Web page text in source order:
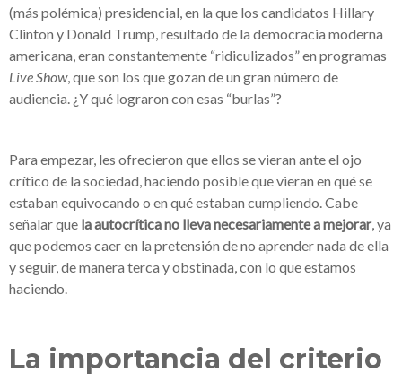
(más polémica) presidencial, en la que los candidatos Hillary
Clinton y Donald Trump, resultado de la democracia moderna
americana, eran constantemente “ridiculizados” en programas
Live Show, que son los que gozan de un gran número de
audiencia. ¿Y qué lograron con esas “burlas”?
Para empezar, les ofrecieron que ellos se vieran ante el ojo
crítico de la sociedad, haciendo posible que vieran en qué se
estaban equivocando o en qué estaban cumpliendo. Cabe
señalar que la autocrítica no lleva necesariamente a mejorar, ya
que podemos caer en la pretensión de no aprender nada de ella
y seguir, de manera terca y obstinada, con lo que estamos
haciendo.
La importancia del criterio